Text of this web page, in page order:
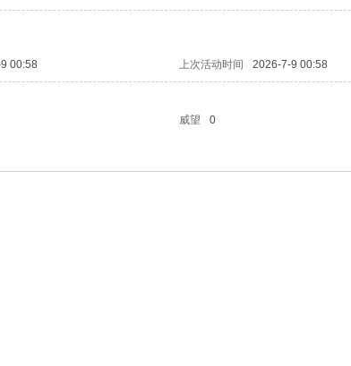
00:58 上次活动时间 2026-7-9 00:58
威望 0